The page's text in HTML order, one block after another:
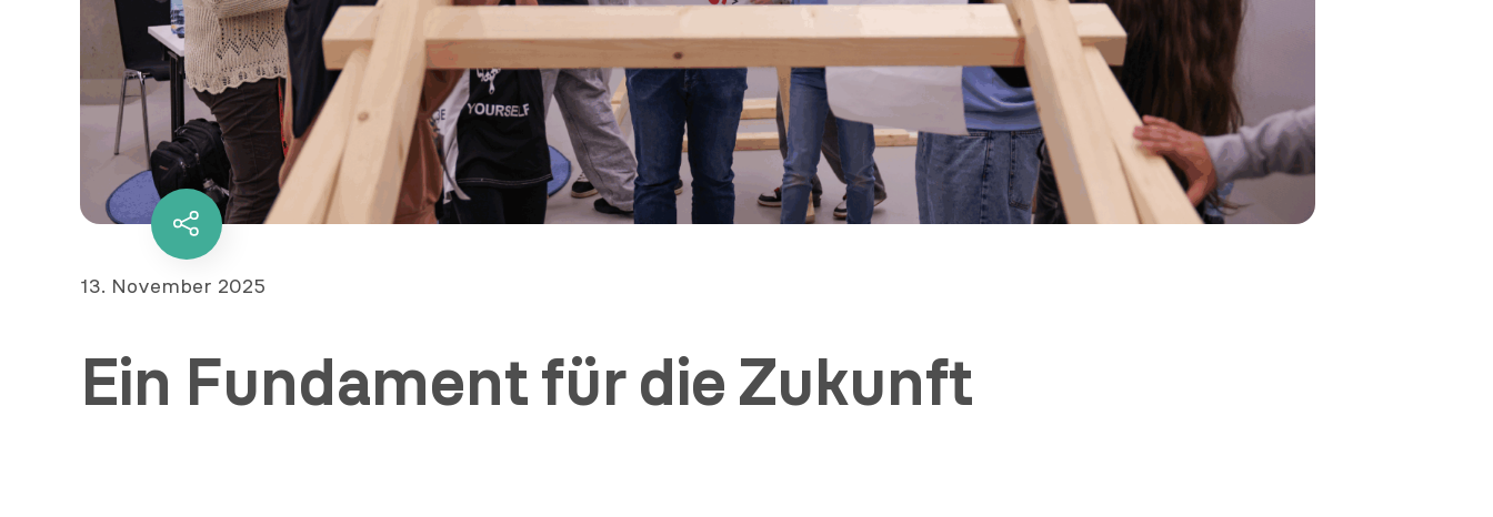
Diesen
Inhalt
teilen
Veröffentlicht
13. November 2025
Ein Fundament für die Zukunft